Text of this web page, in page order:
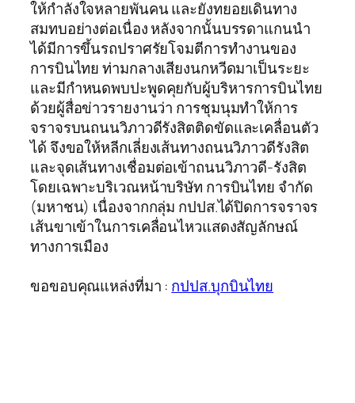
ให้กำลังใจหลายพันคน และยังทยอยเดินทาง
สมทบอย่างต่อเนื่อง หลังจากนั้นบรรดาแกนนำ
ได้มีการขึ้นรถปราศรัยโจมตีการทำงานของ
การบินไทย ท่ามกลางเสียงนกหวีดมาเป็นระยะ
และมีกำหนดพบปะพูดคุยกับผู้บริหารการบินไทย
ด้วยผู้สื่อข่าวรายงานว่า การชุมนุมทำให้การ
จราจรบนถนนวิภาวดีรังสิตติดขัดและเคลื่อนตัว
ได้ จึงขอให้หลีกเลี่ยงเส้นทางถนนวิภาวดีรังสิต
และจุดเส้นทางเชื่อมต่อเข้าถนนวิภาวดี-รังสิต
โดยเฉพาะบริเวณหน้าบริษัท การบินไทย จำกัด
(มหาชน) เนื่องจากกลุ่ม กปปส.ได้ปิดการจราจร
เส้นขาเข้าในการเคลื่อนไหวแสดงสัญลักษณ์
ทางการเมือง
ขอขอบคุณแหล่งที่มา : กปปส.บุกบินไทย